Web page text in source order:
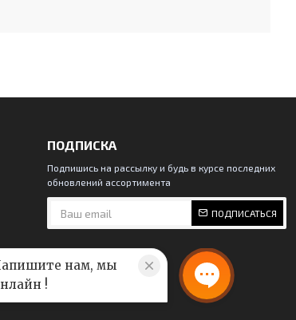
ПОДПИСКА
Подпишись на рассылку и будь в курсе последних
обновлений ассортимента
ПОДПИСАТЬСЯ
нам, мы
!